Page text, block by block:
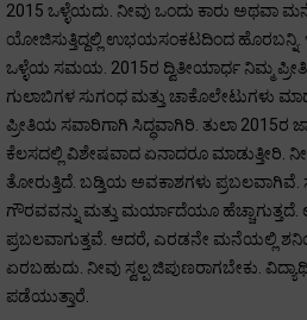
2015 ಒಳ್ಳೆಯದು. ನೀವು ಒಂದು ಕಾರು ಅಥವಾ
ಯೋಜಿಸುತ್ತಿದ್ದಲ್ಲಿ ಉಭಯಸಂಕಟದಿಂದ ಹೊರಬನ್ನಿ.
ಒಳ್ಳೆಯ ಸಮಯ. 2015ರ ದ್ವಿತೀಯಾರ್ಧ ನಿಮ್ಮ ಪ್ರೀತಿ
ಗುಲಾಬಿಗಳ ಸುಗಂಧ ಮತ್ತು ಚಾಕೊಲೇಟುಗಳು
ಪ್ರೀತಿಯ ಸವಾರಿಗಾಗಿ ಸಿದ್ಧವಾಗಿರಿ. ತುಲಾ 2015ರ
ಕೆಲಸದಲ್ಲಿ ವಿಶೇಷವಾದ ಏನಾದರೂ ಮಾಡುತ್ತೀರಿ.
ತೋರುತ್ತಿದೆ. ಬಡ್ತಿಯ ಅವಕಾಶಗಳು
ಗೌರವವನ್ನು ಮತ್ತು ಮರ್ಯಾದೆಯೂ
ಪ್ರಬಲವಾಗುತ್ತವೆ. ಆದರೆ, ಎರಡನೇ ಮನೆಯಲ್ಲಿ
ಏರಬಹುದು. ನೀವು ಸ್ವಲ್ಪ ಜಿಪುಣರಾಗಬೇಕು.
ಪಡೆಯುತ್ತಾರೆ.